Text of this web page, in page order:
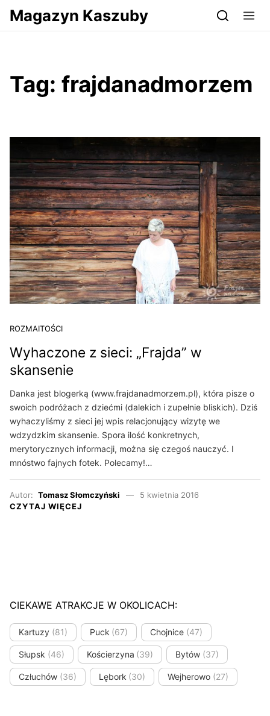
Przejdź do serwisu magazynkaszuby.pl
Magazyn Kaszuby
Tag: frajdanadmorzem
ROZMAITOŚCI
Wyhaczone z sieci: „Frajda” w
skansenie
Danka jest blogerką (www.frajdanadmorzem.pl), która pisze o
swoich podróżach z dziećmi (dalekich i zupełnie bliskich). Dziś
wyhaczyliśmy z sieci jej wpis relacjonujący wizytę we
wdzydzkim skansenie. Spora ilość konkretnych,
merytorycznych informacji, można się czegoś nauczyć. I
mnóstwo fajnych fotek. Polecamy!…
Autor: Tomasz Słomczyński
5 kwietnia 2016
CZYTAJ WIĘCEJ
CIEKAWE ATRAKCJE W OKOLICACH:
Kartuzy (81) Puck (67) Chojnice (47)
Słupsk (46) Kościerzyna (39) Bytów (37)
Człuchów (36) Lębork (30) Wejherowo (27)